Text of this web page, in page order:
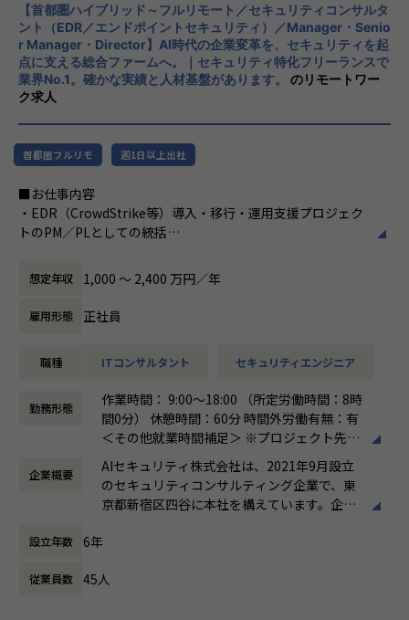
■0→1フェーズの面白さ
セキュリティガバナンス、監視・オブザーバビリティ基盤、I
aC による自動化など、これから整備していくテーマが揃って
います。既存の仕組みを維持するのではなく、自分の手で土
台を作り上げる経験ができます。
リーダー候補として、技術方針の策定・標準化・メンバー育
成にも携わります。スペシャリストとマネジメントの両方の
道が拓けるポジションです。
■身に付く・期待する、知識・スキル・能力
・DevSecOps／シフトレフトの実践 ：CI/CDにセキュリティ
・セキュリティガバナンス構築の経験：全社統制の設計、IS
・オブザーバビリティ基盤の設計力：監視・ログ・パフォー
・技術リード・標準化・育成のマネジメントスキル：チーム
を率いる経験
オープングループ全体のプロダクトを横断し、以下の領域を
担当いただきます。
クラウドインフラ
・Google Cloud への移行対応の推進
・GCP / AWS を中心としたインフラの設計・構築・運用
【首都圏ハイブリッド～フルリモート／セキュリティコンサルタ
ント（EDR／エンドポイントセキュリティ）／Manager・Senio
r Manager・Director】AI時代の企業変革を、セキュリティを起
点に支える総合ファームへ。｜セキュリティ特化フリーランスで
業界No.1。確かな実績と人材基盤があります。
のリモートワー
ク求人
首都圏フルリモ 週1日以上出社
■お仕事内容
・EDR（CrowdStrike等）導入・移行・運用支援プロジェク
トのPM／PLとしての統括
の構想策定、設計のリード
・SOC／MDR運用設計、インシデント対応（IR）体制構築の
支援
・検知ルール・運用プロセスの高度化、チューニング方針の
・ユニット（チーム）のマネジメント、メンバー育成、デリ
・顧客への提案活動、経営層・部門責任者への報告・折衝
・ベンダーアライアンス（CrowdStrike）を活かした提案・
ソリューション開発
・（Senior Manager）複数プロジェクトの同時統括、案件
創出・事業推進のリード
・（Director）EDR／エンドポイント領域全体の事業・売上
■このポジションの魅力
想定年収 1,000 〜 2,400 万円／年
雇用形態 正社員
職種 ITコンサルタント セキュリティエンジニア
勤務形態
作業時間： 9:00～18:00 （所定労働時間：8時
間0分） 休憩時間：60分 時間外労働有無：有
＜その他就業時間補足＞ ※プロジェクト先に
よる。 ※シニアコンサルタント以上は専門業
務型裁量労働制（みなし労働時間8時間）の
場合、時間外労働なし
働き方：裁量労働制
休憩時間： 60分
企業概要
AIセキュリティ株式会社は、2021年9月設立
のセキュリティコンサルティング企業で、東
京都新宿区四谷に本社を構えています。企業
げ、企業の持続的な成長と価値向上を支援す
コンサルティング、サイバーセキュリティコ
設立年数 6年
従業員数 45人